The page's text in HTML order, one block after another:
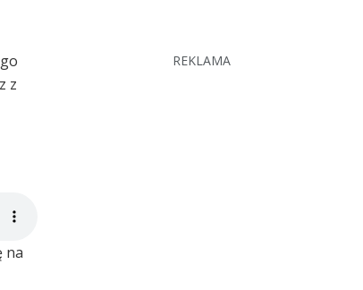
z
na
REKLAMA